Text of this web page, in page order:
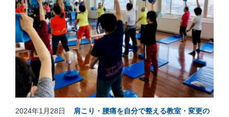
2024年1月28日
肩こり・腰痛を自分で整える教室・変更の